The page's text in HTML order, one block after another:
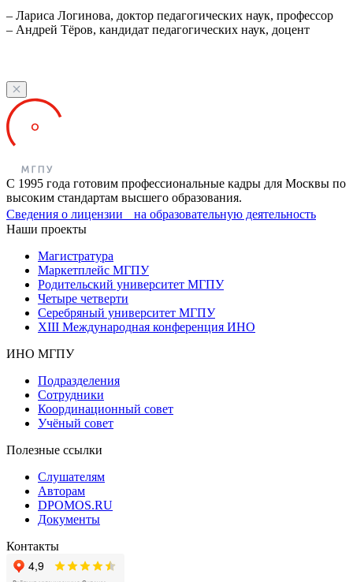
– Лариса Логинова, доктор педагогических наук, профессор
– Андрей Тёров, кандидат педагогических наук, доцент
С 1995 года готовим профессиональные кадры для Москвы по
высоким стандартам высшего образования.
Сведения о лицензии на образовательную деятельность
Наши проекты
Магистратура
Маркетплейс МГПУ
Родительский университет МГПУ
Четыре четверти
Серебряный университет МГПУ
XIII Международная конференция ИНО
ИНО МГПУ
Подразделения
Сотрудники
Координационный совет
Учёный совет
Полезные ссылки
Слушателям
Авторам
DPOMOS.RU
Документы
Контакты